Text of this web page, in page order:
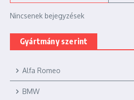
Nincsenek bejegyzések
Gyártmány szerint
Alfa Romeo
BMW